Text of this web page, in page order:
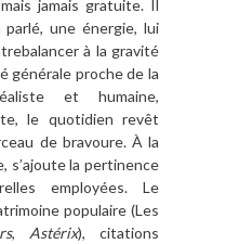
jamais gratuite. Il
une énergie, lui
à la gravité
générale proche de la
et humaine,
le quotidien revêt
de bravoure. À la
s’ajoute la pertinence
employées. Le
populaire (Les
, Astérix), citations